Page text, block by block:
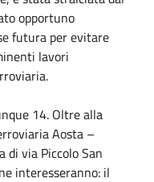
opportuno
futura per evitare
lavori
14. Oltre alla
Aosta –
di via Piccolo San
interesseranno: il